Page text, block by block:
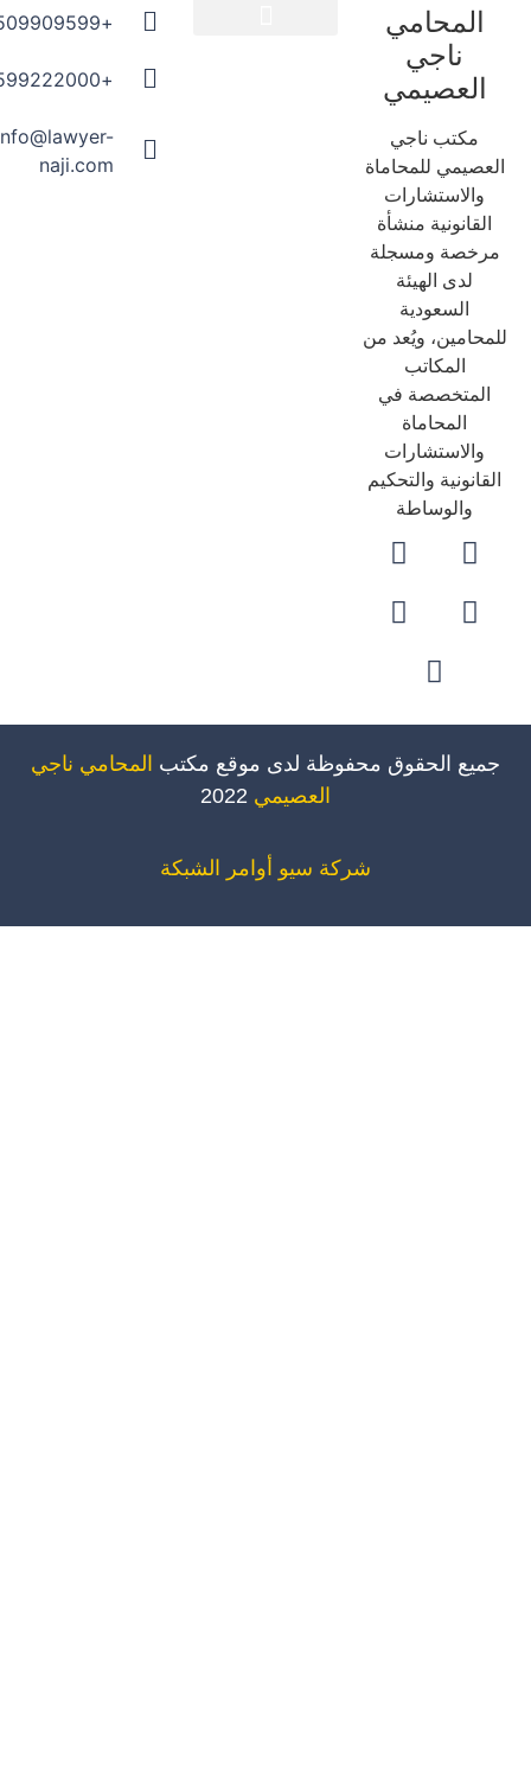
المحامي
ناجي
العصيمي
مكتب ناجي
للمحاماة
والاستشارات
منشأة
ومسجلة
لدى الهيئة
السعودية
ويُعد من
المكاتب
المتخصصة في
المحاماة
والاستشارات
والتحكيم
والوساطة
info@lawyer-
naji.com
الحقوق محفوظة لدى موقع مكتبالمحامي ناجي
العصيمي2022
شركة سيو أوامر الشبكة